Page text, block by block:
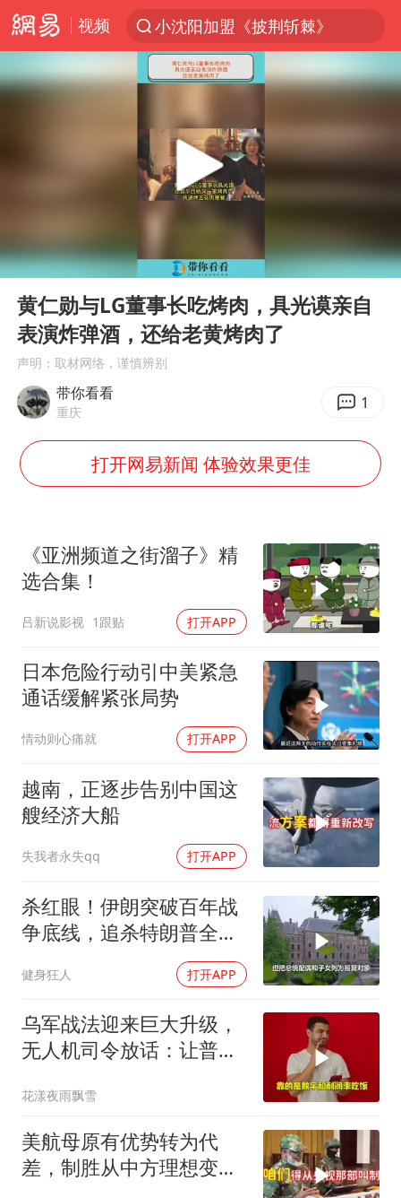
视频
小沈阳加盟《披荆斩棘》
白海豚雨量超越利奇马、巴威
人形机器人第一股
上海地铁4条线路全线停运
宇树申购 中一签有望赚20万元
4.2平卫生间补漏注胶花1.55万
白海豚路径图
武汉3名城管协管员殴打摊主被刑拘
律师谈贾冰私人饭局被偷拍
面对面丨蔡磊：与渐冻症抗争 纵使不敌 也不屈服
手机真会“偷听”我们说话吗
上半年全球新能源乘用车销量1122万台
加沙约14万栋建筑被完全摧毁
Play
00:00 03:23
黄仁勋与LG董事长吃烤肉，具光谟亲自
表演炸弹酒，还给老黄烤肉了
声明：取材网络，谨慎辨别
带你看看
重庆 1
打开网易新闻 体验效果更佳
《亚洲频道之街溜子》精
选合集！
吕新说影视 1跟贴 打开APP
日本危险行动引中美紧急
通话缓解紧张局势
情动则心痛就 打开APP
越南，正逐步告别中国这
艘经济大船
失我者永失qq 打开APP
杀红眼！伊朗突破百年战
争底线，追杀特朗普全
家，血债必须血偿？
健身狂人 打开APP
乌军战法迎来巨大升级，
无人机司令放话：让普京
花漾夜雨飘雪
美航母原有优势转为代
差，制胜从中方理想变为